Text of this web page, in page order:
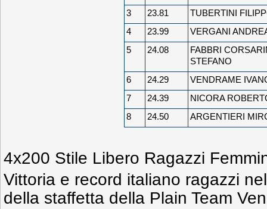
3
23.81
TUBERTINI
4
23.99
VERGANI
5
24.08
FABBRI
STEFANO
6
24.29
VENDRAME
7
24.39
NICORA
8
24.50 ARGENTIERI
4x200 Stile Libero Ragazzi
Vittoria e record italiano ragazzi
della staffetta della Plain Team